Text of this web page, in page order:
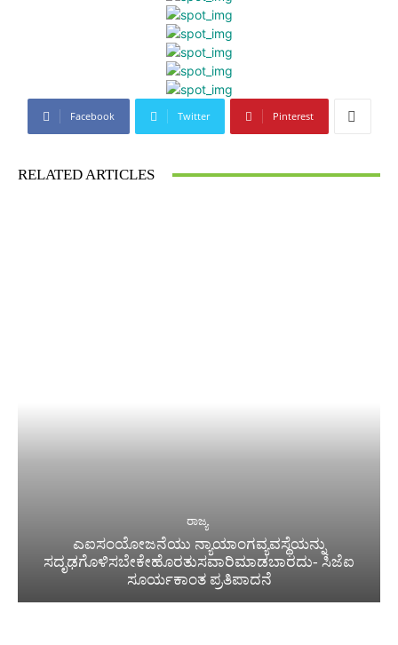
Facebook Twitter Pinterest
RELATED ARTICLES
ರಾಜ್ಯ
ಎಐಸಂಯೋಜನೆಯು ನ್ಯಾಯಾಂಗವ್ಯವಸ್ಥೆಯನ್ನು
ಸದೃಢಗೊಳಿಸಬೇಕೇಹೊರತುಸವಾರಿಮಾಡಬಾರದು- ಸಿಜೆಐ
ಸೂರ್ಯಕಾಂತ ಪ್ರತಿಪಾದನೆ